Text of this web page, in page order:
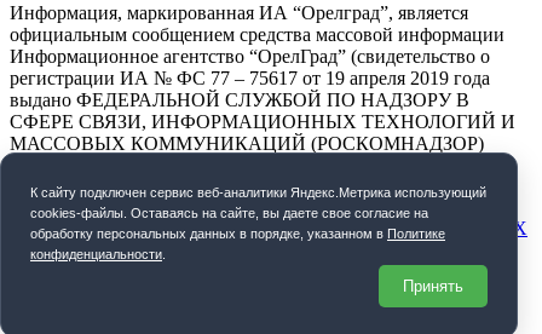
Информация, маркированная ИА “Орелград”, является
официальным сообщением средства массовой информации
Информационное агентство “ОрелГрад” (свидетельство о
регистрации ИА № ФС 77 – 75617 от 19 апреля 2019 года
выдано ФЕДЕРАЛЬНОЙ СЛУЖБОЙ ПО НАДЗОРУ В
СФЕРЕ СВЯЗИ, ИНФОРМАЦИОННЫХ ТЕХНОЛОГИЙ И
МАССОВЫХ КОММУНИКАЦИЙ (РОСКОМНАДЗОР)
ПОЛИТИКА КОНФИДЕНЦИАЛЬНОСТИ
СОГЛАСИЕ НА ОБРАБОТКУ ПЕРСОНАЛЬНЫХ ДАННЫХ
К cайту подключен сервис веб-аналитики Яндекс.Метрика использующий
cookies-файлы. Оставаясь на сайте, вы даете свое согласие на
обработку персональных данных в порядке, указанном в Политике
конфиденциальности
Принять